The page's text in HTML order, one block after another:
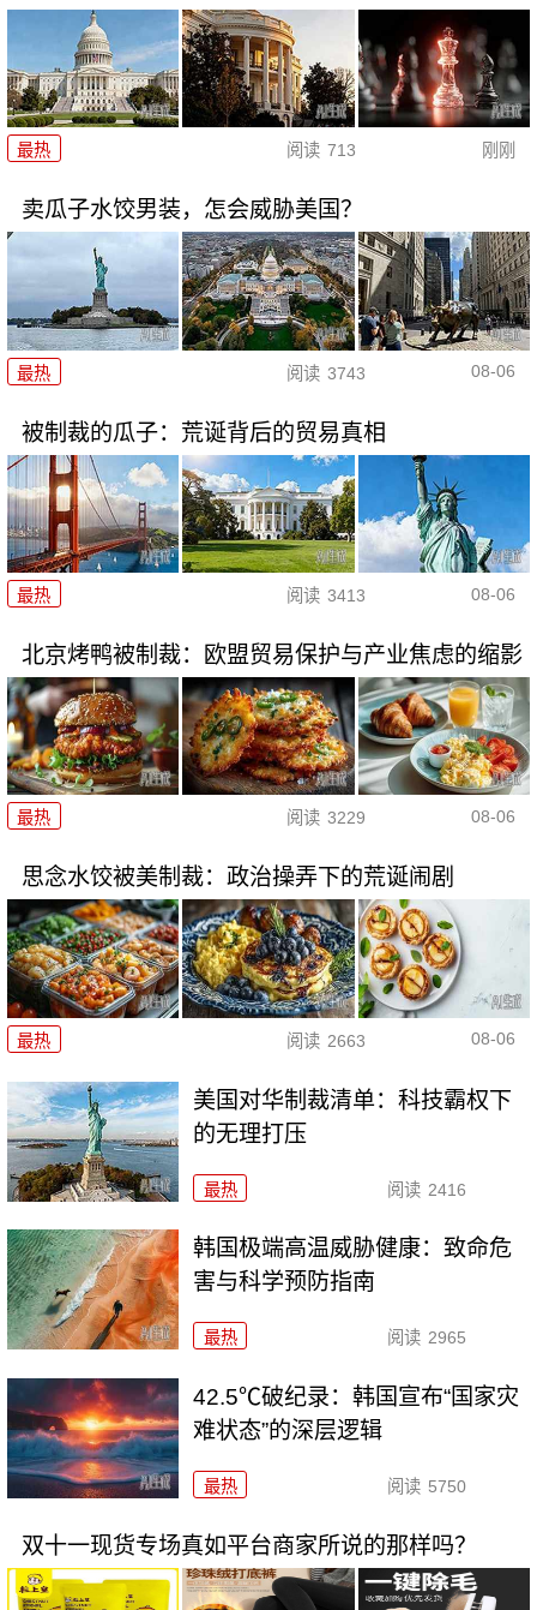
最热 阅读 713 刚刚
卖瓜子水饺男装，怎会威胁美国？
最热 阅读 3743 08-06
被制裁的瓜子：荒诞背后的贸易真相
最热 阅读 3413 08-06
北京烤鸭被制裁：欧盟贸易保护与产业焦虑的缩影
最热 阅读 3229 08-06
思念水饺被美制裁：政治操弄下的荒诞闹剧
最热 阅读 2663 08-06
美国对华制裁清单：科技霸权下
的无理打压
最热 阅读 2416
韩国极端高温威胁健康：致命危
害与科学预防指南
最热 阅读 2965
42.5℃破纪录：韩国宣布“国家灾
难状态”的深层逻辑
最热 阅读 5750
双十一现货专场真如平台商家所说的那样吗？